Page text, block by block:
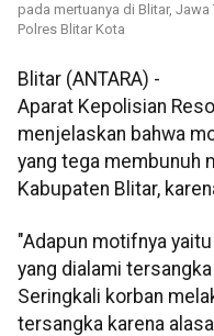
pada mertuanya di Blitar,
Polres Blitar Kota
Blitar (ANTARA) -
Aparat Kepolisian
menjelaskan bahwa
yang tega membunuh
Kabupaten Blitar,
"Adapun motifnya
yang dialami
Seringkali korban
tersangka karena